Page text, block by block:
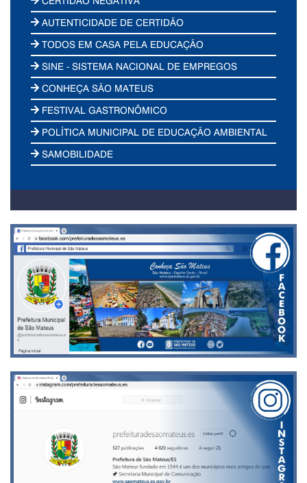
AUTENTICIDADE DE CERTIDÃO
TODOS EM CASA PELA EDUCAÇÃO
SINE - SISTEMA NACIONAL DE EMPREGOS
CONHEÇA SÃO MATEUS
FESTIVAL GASTRONÔMICO
POLÍTICA MUNICIPAL DE EDUCAÇÃO AMBIENTAL
SAMOBILIDADE